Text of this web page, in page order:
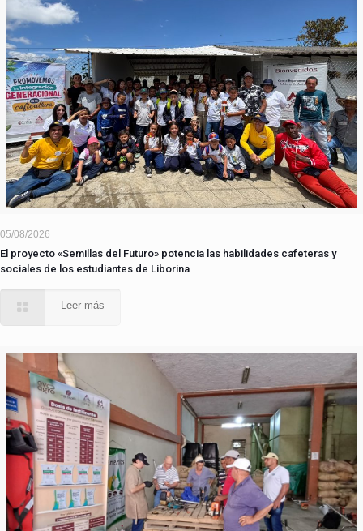
05/08/2026
El proyecto «Semillas del Futuro» potencia las habilidades cafeteras y
sociales de los estudiantes de Liborina
Leer más